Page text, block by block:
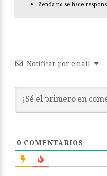
Zenda no se hace
Notificar por email
0 COMENTARIOS